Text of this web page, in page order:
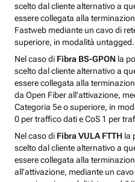
scelto dal cliente alternativo a
essere collegata alla
Fastweb mediante un cavo di
superiore, in modalità untagged.
Nel caso di Fibra BS-GPON la
scelto dal cliente alternativo a
essere collegata alla
da Open Fiber all’attivazione,
Categoria 5e o superiore, in
0 per traffico dati e CoS 1 per
Nel caso di Fibra VULA FTTH la
scelto dal cliente alternativo a
essere collegata alla
all’attivazione, mediante un